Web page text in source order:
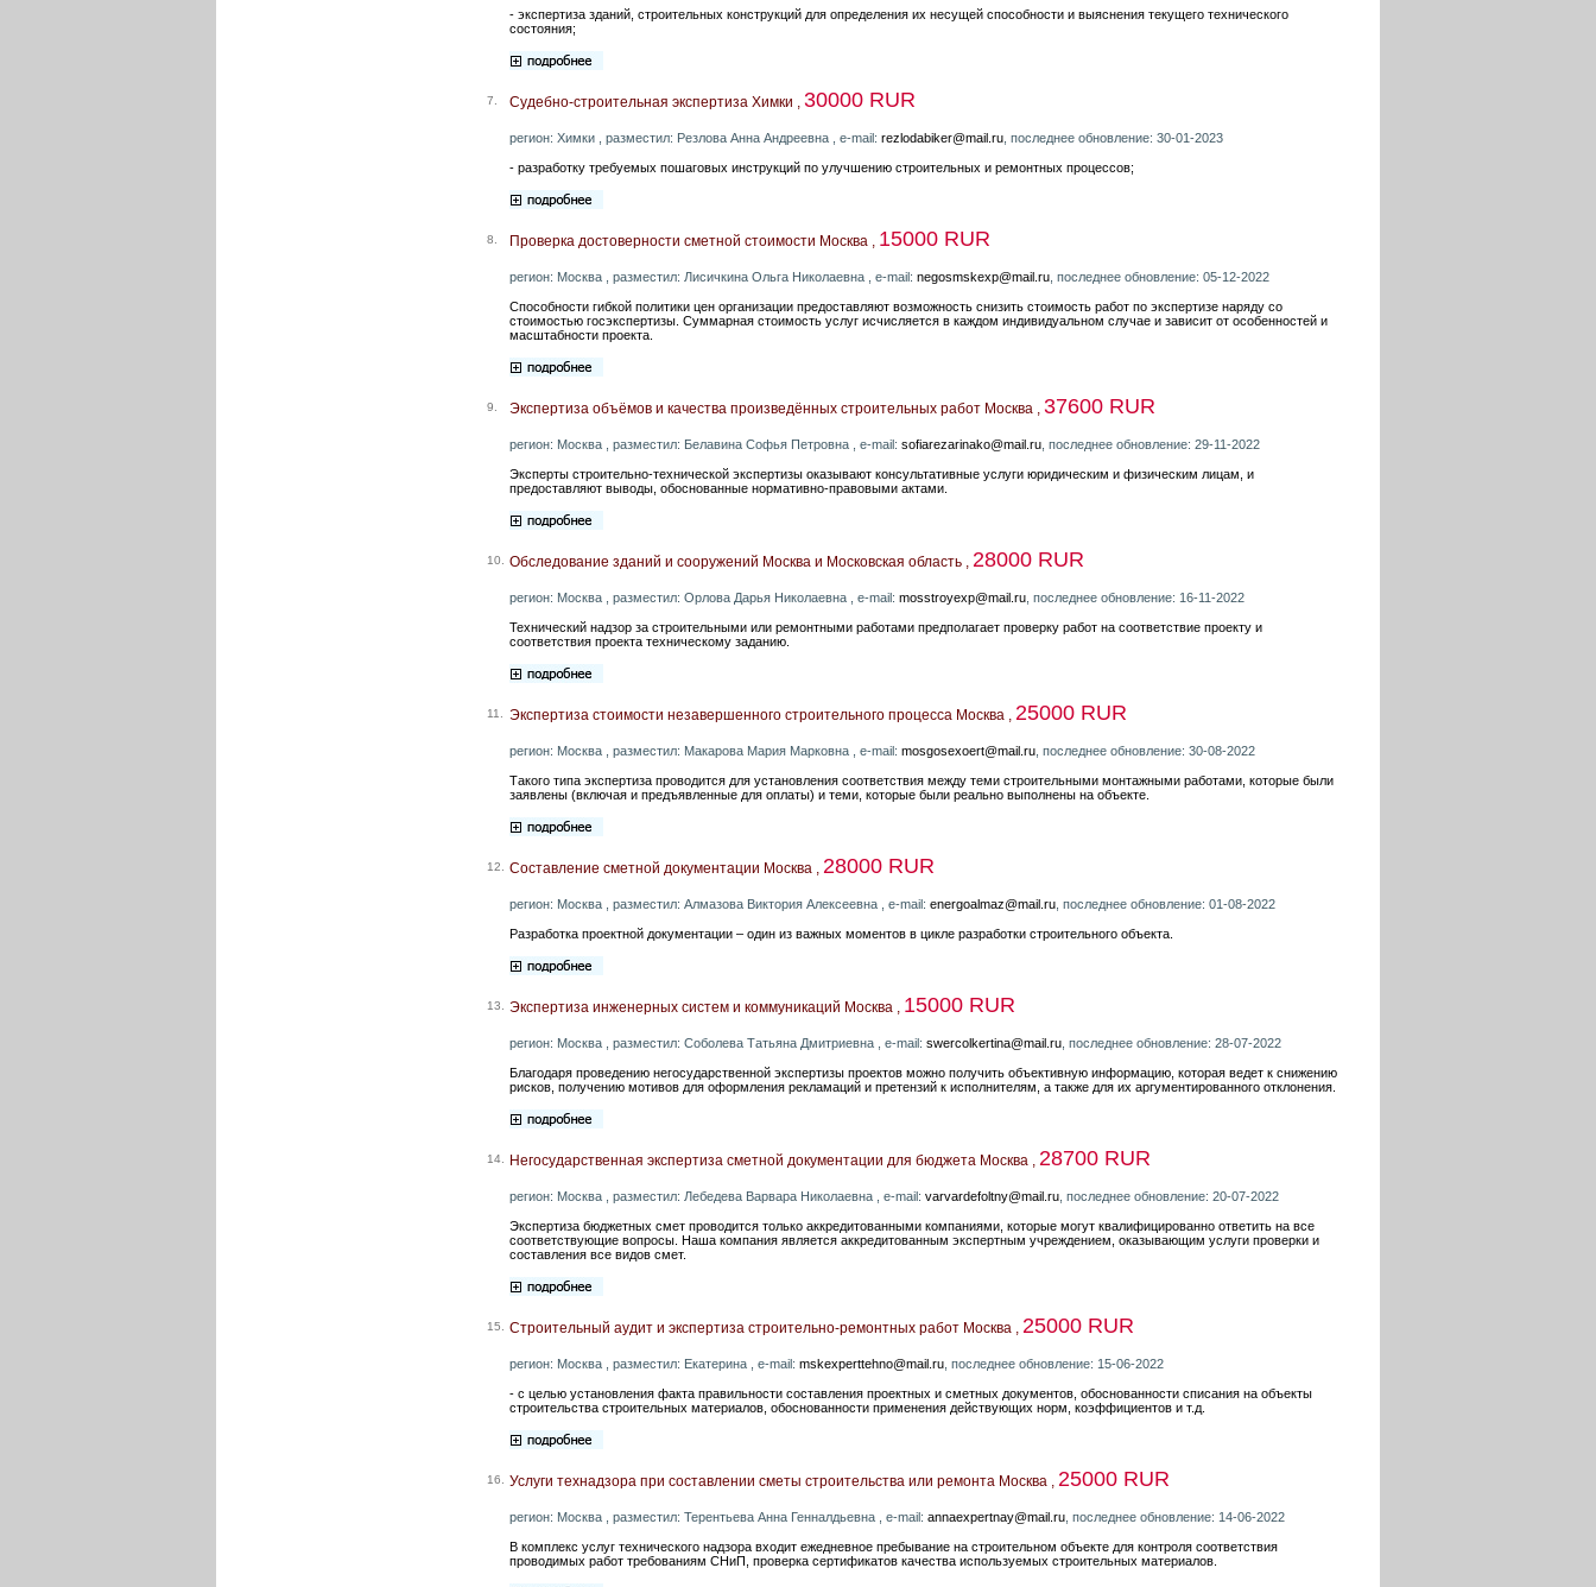
- экспертиза зданий, строительных конструкций для определения их несущей способности и выяснения текущего технического
состояния;
7. Судебно-строительная экспертиза Химки , 30000 RUR
регион: Химки , разместил: Резлова Анна Андреевна , e-mail: rezlodabiker@mail.ru , последнее обновление: 30-01-2023
- разработку требуемых пошаговых инструкций по улучшению строительных и ремонтных процессов;
8. Проверка достоверности сметной стоимости Москва , 15000 RUR
регион: Москва , разместил: Лисичкина Ольга Николаевна , e-mail: negosmskexp@mail.ru , последнее обновление: 05-12-2022
Способности гибкой политики цен организации предоставляют возможность снизить стоимость работ по экспертизе наряду со
стоимостью госэкспертизы. Суммарная стоимость услуг исчисляется в каждом индивидуальном случае и зависит от особенностей и
масштабности проекта.
9. Экспертиза объёмов и качества произведённых строительных работ Москва , 37600 RUR
регион: Москва , разместил: Белавина Софья Петровна , e-mail: sofiarezarinako@mail.ru , последнее обновление: 29-11-2022
Эксперты строительно-технической экспертизы оказывают консультативные услуги юридическим и физическим лицам, и
предоставляют выводы, обоснованные нормативно-правовыми актами.
10. Обследование зданий и сооружений Москва и Московская область , 28000 RUR
регион: Москва , разместил: Орлова Дарья Николаевна , e-mail: mosstroyexp@mail.ru , последнее обновление: 16-11-2022
Технический надзор за строительными или ремонтными работами предполагает проверку работ на соответствие проекту и
соответствия проекта техническому заданию.
11. Экспертиза стоимости незавершенного строительного процесса Москва , 25000 RUR
регион: Москва , разместил: Макарова Мария Марковна , e-mail: mosgosexoert@mail.ru , последнее обновление: 30-08-2022
Такого типа экспертиза проводится для установления соответствия между теми строительными монтажными работами, которые были
заявлены (включая и предъявленные для оплаты) и теми, которые были реально выполнены на объекте.
12. Составление сметной документации Москва , 28000 RUR
регион: Москва , разместил: Алмазова Виктория Алексеевна , e-mail: energoalmaz@mail.ru , последнее обновление: 01-08-2022
Разработка проектной документации – один из важных моментов в цикле разработки строительного объекта.
13. Экспертиза инженерных систем и коммуникаций Москва , 15000 RUR
регион: Москва , разместил: Соболева Татьяна Дмитриевна , e-mail: swercolkertina@mail.ru , последнее обновление: 28-07-2022
Благодаря проведению негосударственной экспертизы проектов можно получить объективную информацию, которая ведет к снижению
рисков, получению мотивов для оформления рекламаций и претензий к исполнителям, а также для их аргументированного отклонения.
14. Негосударственная экспертиза сметной документации для бюджета Москва , 28700 RUR
регион: Москва , разместил: Лебедева Варвара Николаевна , e-mail: varvardefoltny@mail.ru , последнее обновление: 20-07-2022
Экспертиза бюджетных смет проводится только аккредитованными компаниями, которые могут квалифицированно ответить на все
соответствующие вопросы. Наша компания является аккредитованным экспертным учреждением, оказывающим услуги проверки и
составления все видов смет.
15. Строительный аудит и экспертиза строительно-ремонтных работ Москва , 25000 RUR
регион: Москва , разместил: Екатерина , e-mail: mskexperttehno@mail.ru , последнее обновление: 15-06-2022
- с целью установления факта правильности составления проектных и сметных документов, обоснованности списания на объекты
строительства строительных материалов, обоснованности применения действующих норм, коэффициентов и т.д.
16. Услуги технадзора при составлении сметы строительства или ремонта Москва , 25000 RUR
регион: Москва , разместил: Терентьева Анна Генналдьевна , e-mail: annaexpertnay@mail.ru , последнее обновление: 14-06-2022
В комплекс услуг технического надзора входит ежедневное пребывание на строительном объекте для контроля соответствия
проводимых работ требованиям СНиП, проверка сертификатов качества используемых строительных материалов.